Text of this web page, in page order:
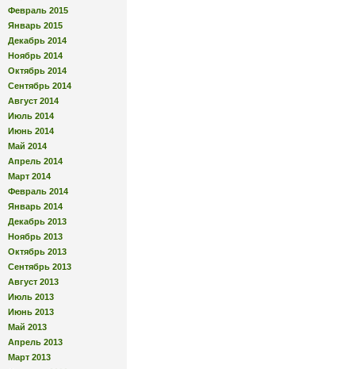
Февраль 2015
Январь 2015
Декабрь 2014
Ноябрь 2014
Октябрь 2014
Сентябрь 2014
Август 2014
Июль 2014
Июнь 2014
Май 2014
Апрель 2014
Март 2014
Февраль 2014
Январь 2014
Декабрь 2013
Ноябрь 2013
Октябрь 2013
Сентябрь 2013
Август 2013
Июль 2013
Июнь 2013
Май 2013
Апрель 2013
Март 2013